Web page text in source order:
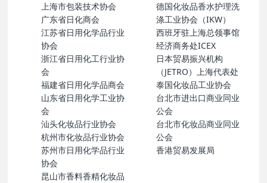
上海市包装技术协会
广东省日化商会
江苏省日用化学品行业
协会
浙江省日用化工行业协
会
福建省日用化学品商会
山东省日用化学工业协
会
汕头化妆品行业协会
杭州市化妆品行业协会
苏州市日用化学品行业
协会
昆山市香料香精化妆品
德国化妆品香水护理洗
涤工业协会（IKW）
西班牙驻上海总领事馆
经济商务处ICEX
日本贸易振兴机构
（JETRO）上海代表处
泰国化妆品工业协会
台北市进出口商业同业
公会
台北市化妆品商业同业
公会
香港贸易发展局